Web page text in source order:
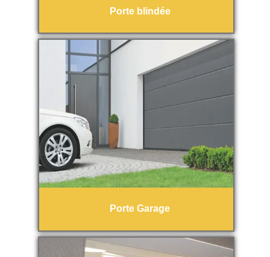
Porte blindée
Porte Garage